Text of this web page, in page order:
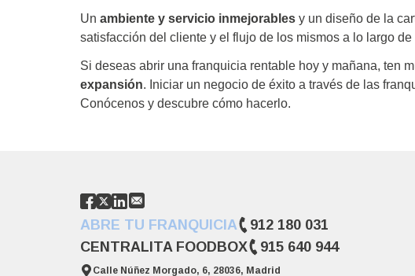
Un ambiente y servicio inmejorables y un diseño de la
satisfacción del cliente y el flujo de los mismos a lo largo de
Si deseas abrir una franquicia rentable hoy y mañana, ten
expansión. Iniciar un negocio de éxito a través de las
Conócenos y descubre cómo hacerlo.
ABRE TU FRANQUICIA
912 180 031
CENTRALITA FOODBOX
915 640 944
Calle Núñez Morgado, 6, 28036, Madrid